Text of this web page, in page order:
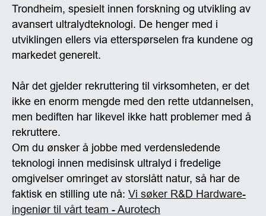
Trondheim, spesielt innen forskning og utvikling av
avansert ultralydteknologi. De henger med i
utviklingen ellers via etterspørselen fra kundene og
markedet generelt.
Når det gjelder rekruttering til virksomheten, er det
ikke en enorm mengde med den rette utdannelsen,
men bediften har likevel ikke hatt problemer med å
rekruttere.
Om du ønsker å jobbe med verdensledende
teknologi innen medisinsk ultralyd i fredelige
omgivelser omringet av storslått natur, så har de
faktisk en stilling ute nå: Vi søker R&D Hardware-
ingeniør til vårt team - Aurotech